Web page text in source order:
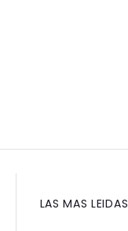
LAS MAS LEIDAS